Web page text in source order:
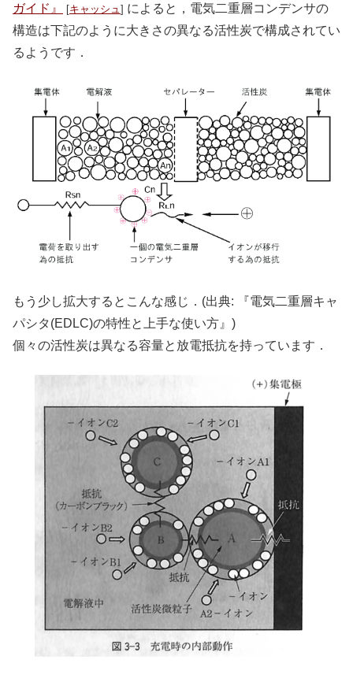
ガイド』
[キャッシュ ] によると，電気二重層コンデンサの
構造は下記のように大きさの異なる活性炭で構成されてい
るようです．
もう少し拡大するとこんな感じ．(出典: 『電気二重層キャ
パシタ(EDLC)の特性と上手な使い方』)
個々の活性炭は異なる容量と放電抵抗を持っています．